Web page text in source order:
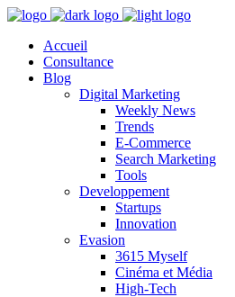
Accueil
Consultance
Blog
Digital Marketing
Weekly News
Trends
E-Commerce
Search Marketing
Tools
Developpement
Startups
Innovation
Evasion
3615 Myself
Cinéma et Média
High-Tech